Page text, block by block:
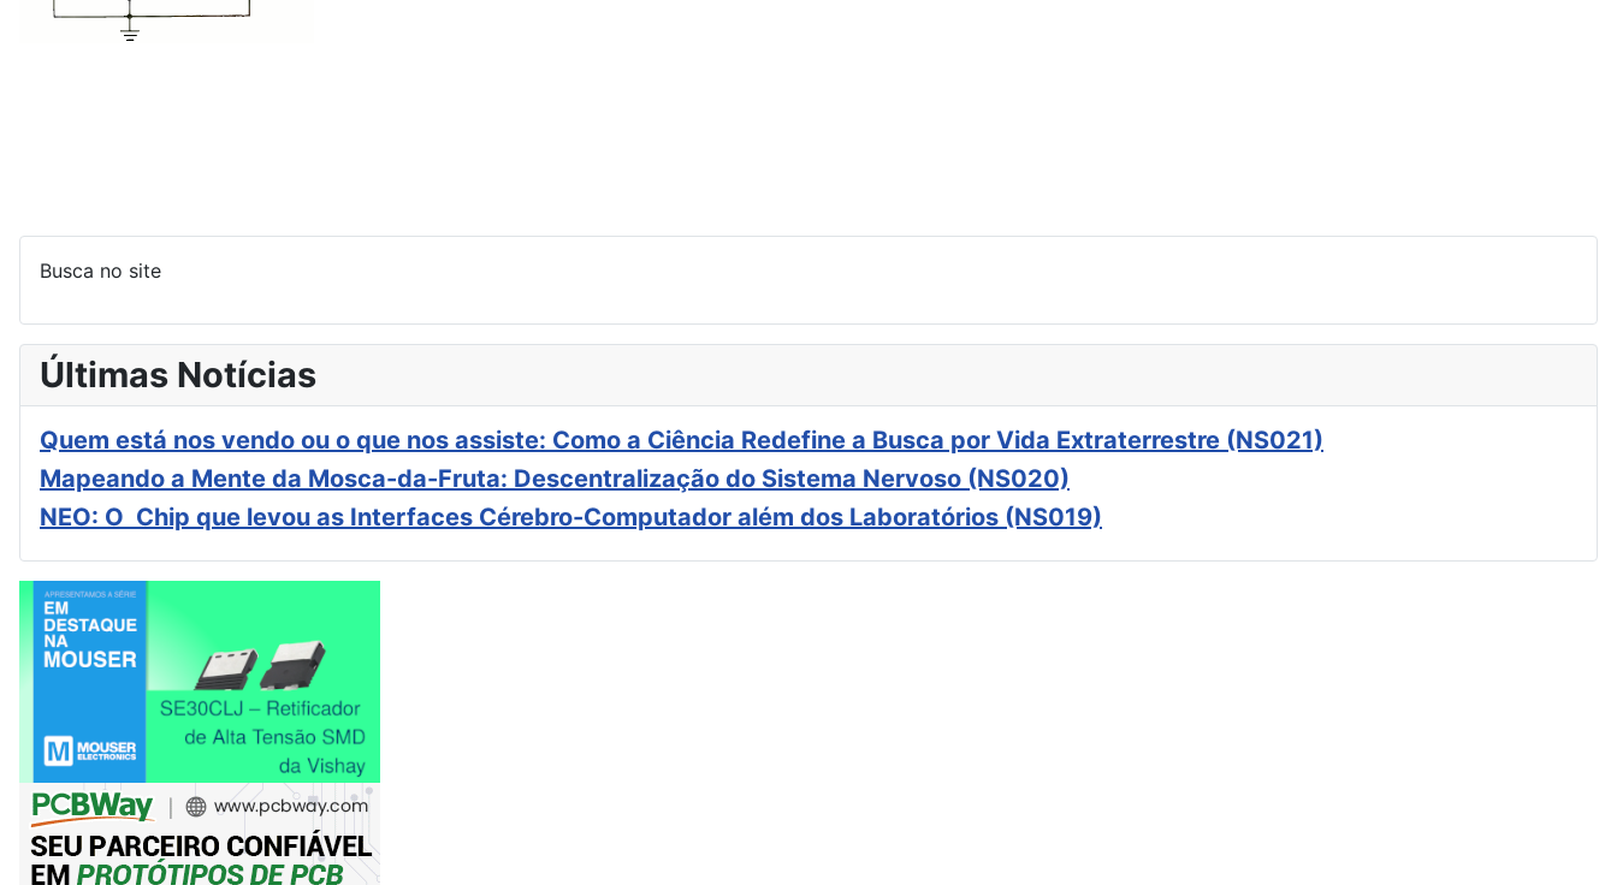
Busca no site
Últimas Notícias
Quem está nos vendo ou o que nos assiste: Como a Ciência Redefine a Busca por Vida Extraterrestre (NS021)
Mapeando a Mente da Mosca-da-Fruta: Descentralização do Sistema Nervoso (NS020)
NEO: O Chip que levou as Interfaces Cérebro-Computador além dos Laboratórios (NS019)